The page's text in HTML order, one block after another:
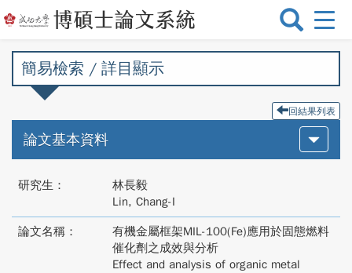
選
切
簡易檢索 / 詳目顯示
回結果列表
論文基本資料
研究生：
林長毅
Lin, Chang-I
論文名稱：
有機金屬框架MIL-100(Fe)應用於固態燃料
催化劑之成效與分析
Effect and analysis of organic metal